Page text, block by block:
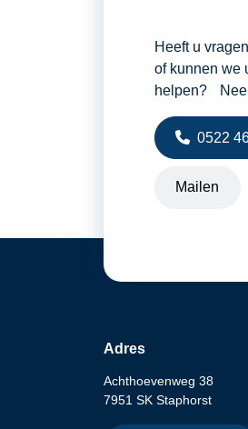
Heeft u
of kunnen we
helpen?
0522
Mailen
Adres
Achthoevenweg 38
7951 SK Staphorst